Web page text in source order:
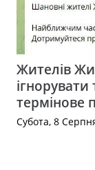
Жителів
термінове
Субота, 8